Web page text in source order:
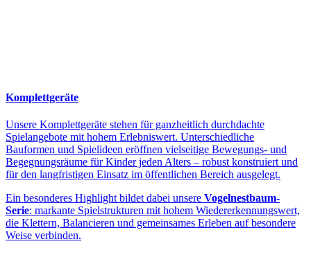
Komplettgeräte
Unsere Komplettgeräte stehen für ganzheitlich durchdachte
Spielangebote mit hohem Erlebniswert. Unterschiedliche
Bauformen und Spielideen eröffnen vielseitige Bewegungs- und
Begegnungsräume für Kinder jeden Alters – robust konstruiert und
für den langfristigen Einsatz im öffentlichen Bereich ausgelegt.
Ein besonderes Highlight bildet dabei unsere Vogelnestbaum-
Serie: markante Spielstrukturen mit hohem Wiedererkennungswert,
die Klettern, Balancieren und gemeinsames Erleben auf besondere
Weise verbinden.